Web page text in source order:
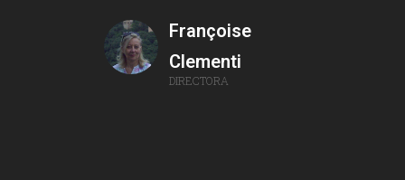
Françoise
Clementi
DIRECTORA